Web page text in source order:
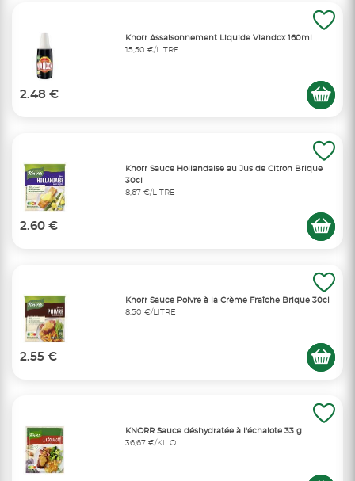
Knorr Assaisonnement Liquide Viandox 160ml
15,50 €/LITRE
2.48 €
Knorr Sauce Hollandaise au Jus de Citron Brique
30cl
8,67 €/LITRE
2.60 €
Knorr Sauce Poivre à la Crème Fraîche Brique 30cl
8,50 €/LITRE
2.55 €
KNORR Sauce déshydratée à l'échalote 33 g
36,67 €/KILO